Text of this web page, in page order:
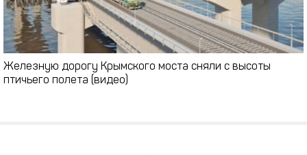
Железную дорогу Крымского моста сняли с высоты
птичьего полета (видео)